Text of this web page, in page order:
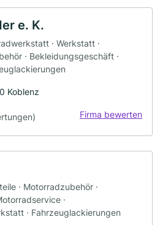
e. K.
· Werkstatt ·
· Bekleidungsgeschäft ·
Koblenz
Firma bewerten
· Motorradzubehör ·
·
· Fahrzeuglackierungen